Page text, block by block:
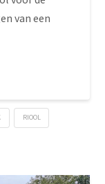
van een
RIOOL